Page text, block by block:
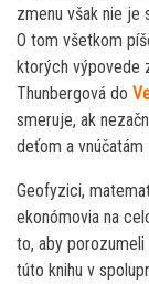
zmenu však nie je
O tom všetkom
ktorých výpovede
Thunbergová do
smeruje, ak
deťom a
Geofyzici,
ekonómovia na
to, aby
túto knihu v